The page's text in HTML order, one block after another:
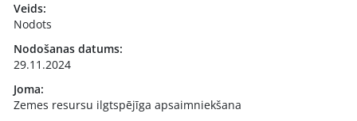
Veids:
Nodots
Nodošanas datums:
29.11.2024
Joma:
Zemes resursu ilgtspējīga apsaimniekšana